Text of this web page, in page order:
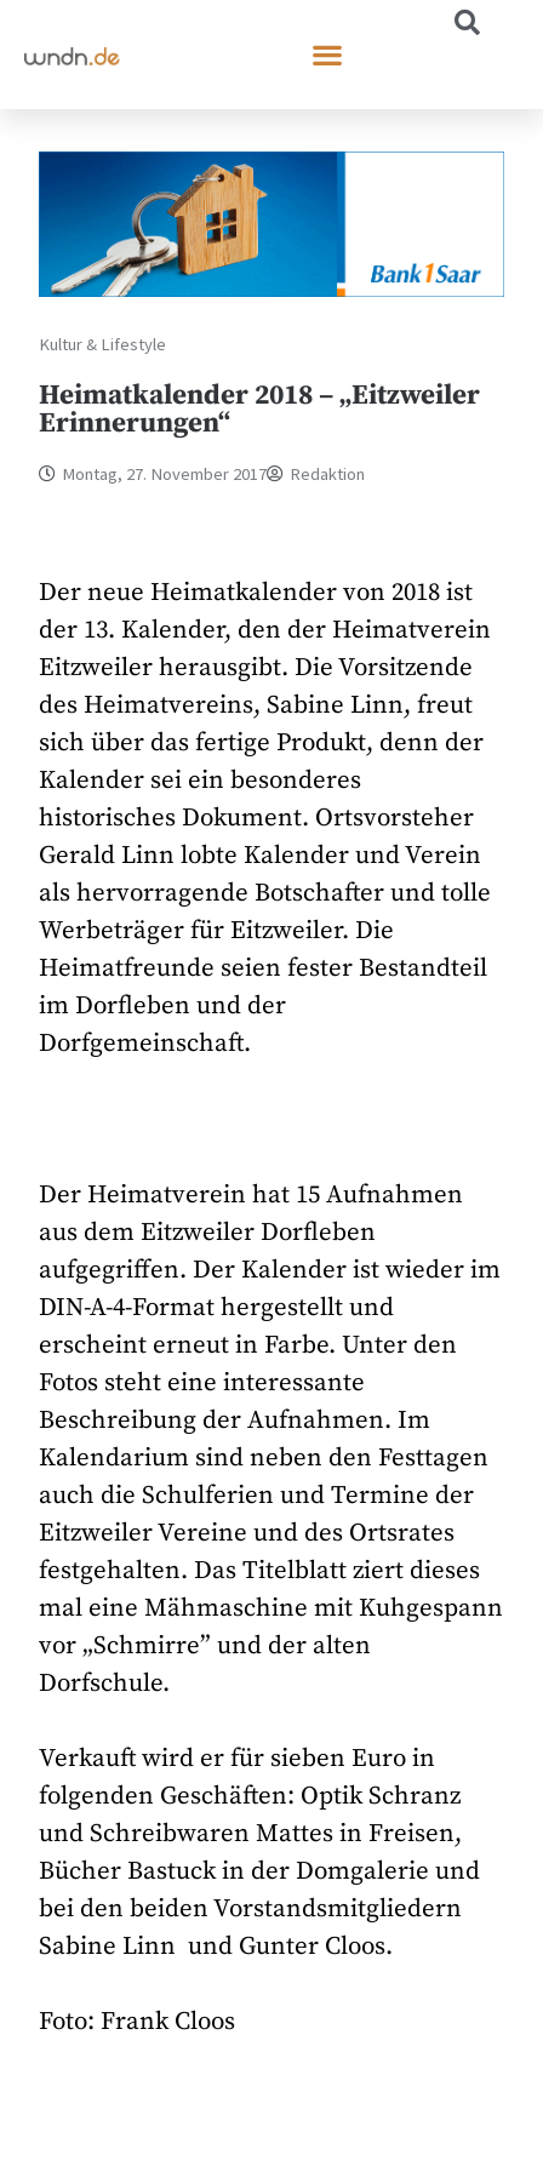
Kultur & Lifestyle
Heimatkalender 2018 – „Eitzweiler
Erinnerungen“
Montag, 27. November 2017 Redaktion
Der neue Heimatkalender von 2018 ist
der 13. Kalender, den der Heimatverein
Eitzweiler herausgibt. Die Vorsitzende
des Heimatvereins, Sabine Linn, freut
sich über das fertige Produkt, denn der
Kalender sei ein besonderes
historisches Dokument. Ortsvorsteher
Gerald Linn lobte Kalender und Verein
als hervorragende Botschafter und tolle
Werbeträger für Eitzweiler. Die
Heimatfreunde seien fester Bestandteil
im Dorfleben und der
Dorfgemeinschaft.
Der Heimatverein hat 15 Aufnahmen
aus dem Eitzweiler Dorfleben
aufgegriffen. Der Kalender ist wieder im
DIN-A-4-Format hergestellt und
erscheint erneut in Farbe. Unter den
Fotos steht eine interessante
Beschreibung der Aufnahmen. Im
Kalendarium sind neben den Festtagen
auch die Schulferien und Termine der
Eitzweiler Vereine und des Ortsrates
festgehalten. Das Titelblatt ziert dieses
mal eine Mähmaschine mit Kuhgespann
vor „Schmirre” und der alten
Dorfschule.
Verkauft wird er für sieben Euro in
folgenden Geschäften: Optik Schranz
und Schreibwaren Mattes in Freisen,
Bücher Bastuck in der Domgalerie und
bei den beiden Vorstandsmitgliedern
Sabine Linn und Gunter Cloos.
Foto: Frank Cloos